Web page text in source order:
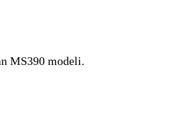
MS390 modeli.